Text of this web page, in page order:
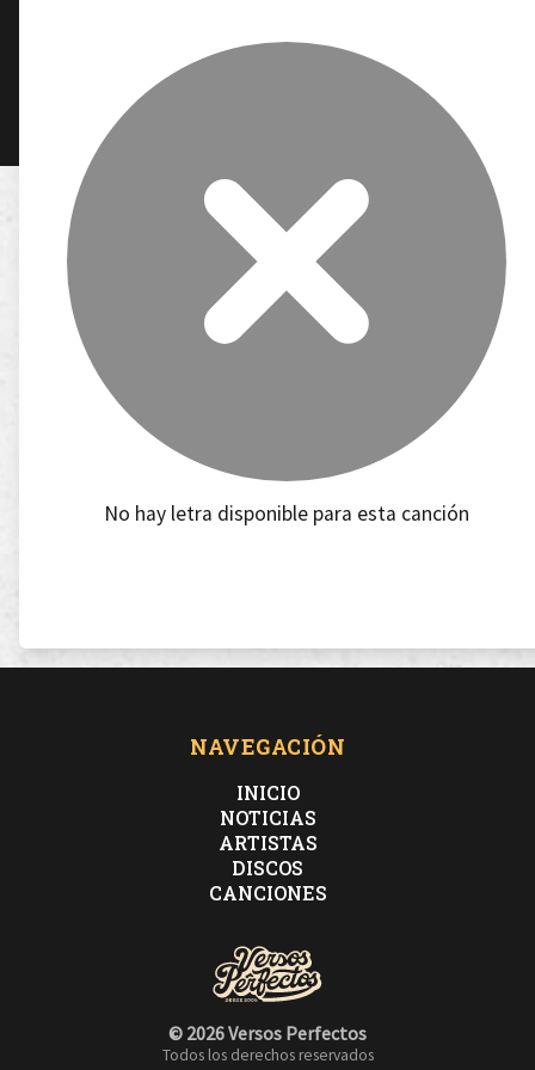
No hay letra disponible para esta canción
NAVEGACIÓN
INICIO
NOTICIAS
ARTISTAS
DISCOS
CANCIONES
© 2026 Versos Perfectos
Todos los derechos reservados